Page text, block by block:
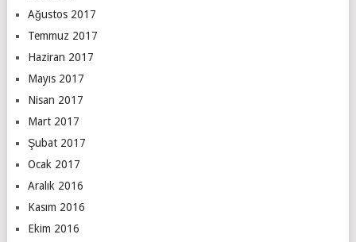
Ağustos 2017
Temmuz 2017
Haziran 2017
Mayıs 2017
Nisan 2017
Mart 2017
Şubat 2017
Ocak 2017
Aralık 2016
Kasım 2016
Ekim 2016